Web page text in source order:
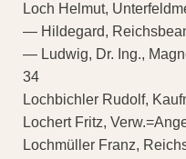
Loch Helmut,
— Hildegard,
— Ludwig, Dr. Ing.,
34
Lochbichler Rudolf,
Lochert Fritz,
Lochmüller Franz,